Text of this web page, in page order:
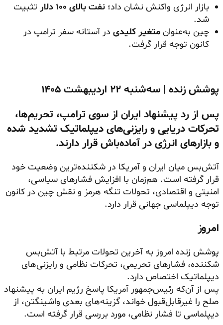
بازار انرژی واکنش نشان داد؛ نفت بالای ۱۰۰ دلار
تثبیت
شد.
چین به‌عنوان متغیر کلیدی در آستانه سفر ترامپ در
کانون توجه قرار گرفت.
پوشش زنده | سه‌شنبه ۲۲ اردیبهشت ۱۴۰۵
پس از رد پیشنهاد ایران از سوی ترامپ، تحریم‌ها،
تحرکات دریایی و رایزنی‌های دیپلماتیک تشدید شده
و بازارهای انرژی در آماده‌باش قرار دارند.
آتش‌بس میان ایران و آمریکا در شکننده‌ترین وضعیت خود
قرار گرفته است. هم‌زمان با افزایش فشارهای سیاسی،
امنیتی و اقتصادی، تحولات تنگه هرمز و نقش چین در کانون
توجه دیپلماسی جهانی قرار دارد.
امروز
پوشش زنده امروز به آخرین تحولات مرتبط با آتش‌بس
شکننده، فشارهای تحریمی، تحرکات نظامی و رایزنی‌های
دیپلماتیک اختصاص دارد.
پس از آن‌که رئیس‌جمهور آمریکا پاسخ رژیم ایران به پیشنهاد
صلح را غیرقابل‌قبول خواند، گزینه‌های بعدی واشینگتن، از
دیپلماسی تا فشار نظامی، مورد بررسی قرار گرفته است.